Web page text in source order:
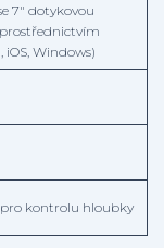
7″ dotykovou
Windows)
kontrolu hloubky